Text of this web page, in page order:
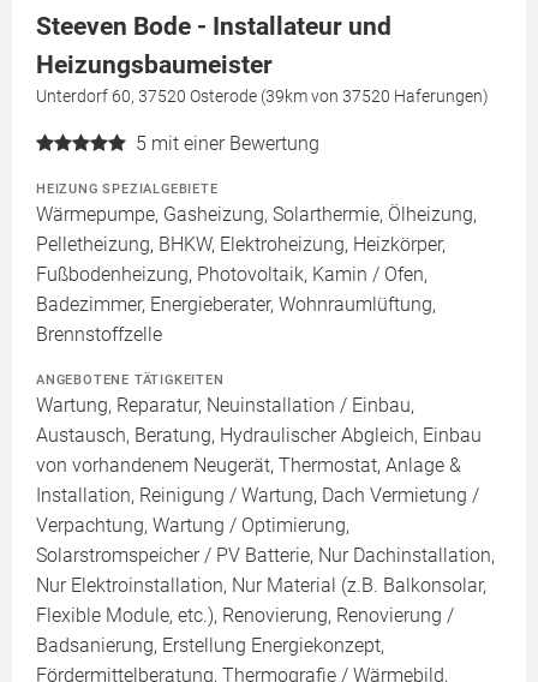
Steeven Bode - Installateur und
Heizungsbaumeister
Unterdorf 60, 37520 Osterode (39km von 37520 Haferungen)
5 mit einer Bewertung
HEIZUNG SPEZIALGEBIETE
Wärmepumpe, Gasheizung, Solarthermie, Ölheizung,
Pelletheizung, BHKW, Elektroheizung, Heizkörper,
Fußbodenheizung, Photovoltaik, Kamin / Ofen,
Badezimmer, Energieberater, Wohnraumlüftung,
Brennstoffzelle
ANGEBOTENE TÄTIGKEITEN
Wartung, Reparatur, Neuinstallation / Einbau,
Austausch, Beratung, Hydraulischer Abgleich, Einbau
von vorhandenem Neugerät, Thermostat, Anlage &
Installation, Reinigung / Wartung, Dach Vermietung /
Verpachtung, Wartung / Optimierung,
Solarstromspeicher / PV Batterie, Nur Dachinstallation,
Nur Elektroinstallation, Nur Material (z.B. Balkonsolar,
Flexible Module, etc.), Renovierung, Renovierung /
Badsanierung, Erstellung Energiekonzept,
Fördermittelberatung, Thermografie / Wärmebild,